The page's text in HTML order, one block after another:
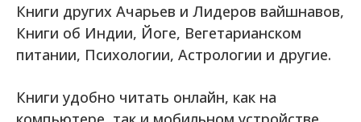
Книги других Ачарьев и Лидеров вайшнавов,
Книги об Индии, Йоге, Вегетарианском
питании, Психологии, Астрологии и другие.
Книги удобно читать онлайн, как на